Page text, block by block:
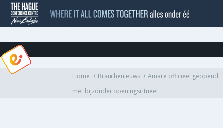
Home Branchenieuws
Amare officieel geopend
met bijzonder openingsritueel